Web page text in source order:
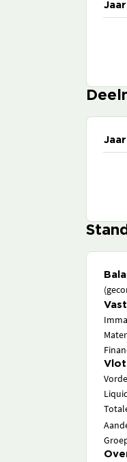
Jaar
Jaar